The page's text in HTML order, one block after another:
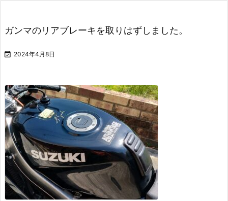
ガンマのリアブレーキを取りはずしました。
 2024年4月8日